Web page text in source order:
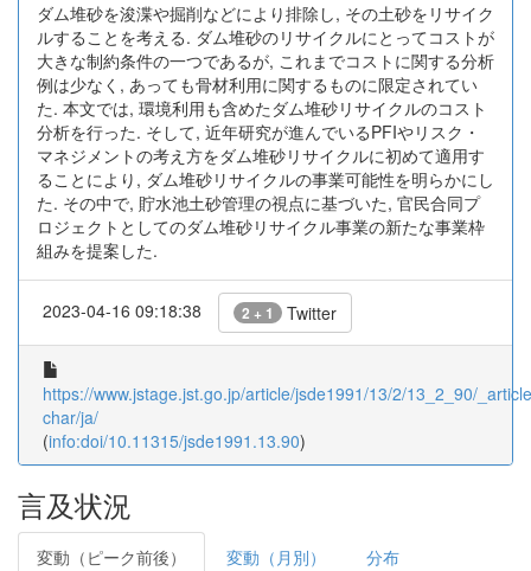
ダム堆砂を浚渫や掘削などにより排除し, その土砂をリサイク
ルすることを考える. ダム堆砂のリサイクルにとってコストが
大きな制約条件の一つであるが, これまでコストに関する分析
例は少なく, あっても骨材利用に関するものに限定されてい
た. 本文では, 環境利用も含めたダム堆砂リサイクルのコスト
分析を行った. そして, 近年研究が進んでいるPFIやリスク・
マネジメントの考え方をダム堆砂リサイクルに初めて適用す
ることにより, ダム堆砂リサイクルの事業可能性を明らかにし
た. その中で, 貯水池土砂管理の視点に基づいた, 官民合同プ
ロジェクトとしてのダム堆砂リサイクル事業の新たな事業枠
組みを提案した.
2023-04-16 09:18:38 2 + 1 Twitter
https://www.jstage.jst.go.jp/article/jsde1991/13/2/13_2_90/
char/ja/
(info:doi/10.11315/jsde1991.13.90)
言及状況
変動（ピーク前後） 変動（月別） 分布